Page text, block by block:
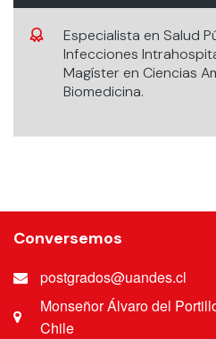
Especialista en Salud
Infecciones
Magíster en Ciencias
Biomedicina.
Conversemos
postgrados@uandes.cl
Monseñor Álvaro del
Chile